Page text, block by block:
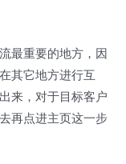
最重要的地方，因
其它地方进行互
来，对于目标客户
再点进主页这一步